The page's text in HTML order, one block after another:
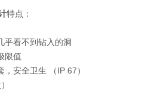
特点：
乎看不到钻入的洞
限值
，安全卫生 （IP 67）